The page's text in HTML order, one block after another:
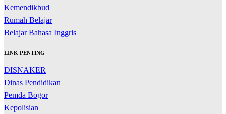
Kemendikbud
Rumah Belajar
Belajar Bahasa Inggris
LINK PENTING
DISNAKER
Dinas Pendidikan
Pemda Bogor
Kepolisian